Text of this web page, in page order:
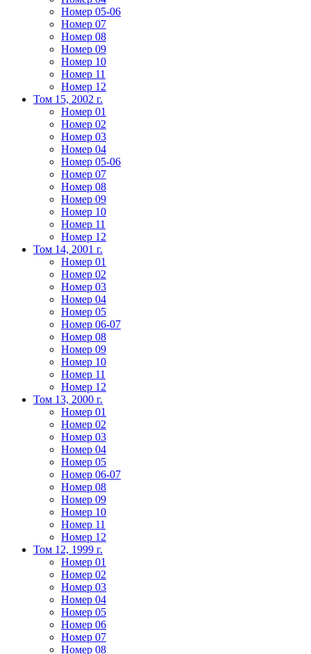
Номер 05-06
Номер 07
Номер 08
Номер 09
Номер 10
Номер 11
Номер 12
Том 15, 2002 г.
Номер 01
Номер 02
Номер 03
Номер 04
Номер 05-06
Номер 07
Номер 08
Номер 09
Номер 10
Номер 11
Номер 12
Том 14, 2001 г.
Номер 01
Номер 02
Номер 03
Номер 04
Номер 05
Номер 06-07
Номер 08
Номер 09
Номер 10
Номер 11
Номер 12
Том 13, 2000 г.
Номер 01
Номер 02
Номер 03
Номер 04
Номер 05
Номер 06-07
Номер 08
Номер 09
Номер 10
Номер 11
Номер 12
Том 12, 1999 г.
Номер 01
Номер 02
Номер 03
Номер 04
Номер 05
Номер 06
Номер 07
Номер 08